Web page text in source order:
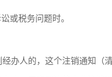
或税务问题时。
办人的，这个注销通知（